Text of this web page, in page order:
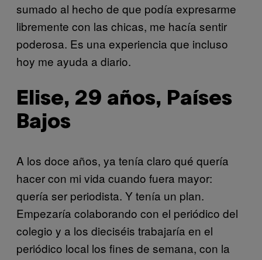
sumado al hecho de que podía expresarme
libremente con las chicas, me hacía sentir
poderosa. Es una experiencia que incluso
hoy me ayuda a diario.
Elise, 29 años, Países
Bajos
A los doce años, ya tenía claro qué quería
hacer con mi vida cuando fuera mayor:
quería ser periodista. Y tenía un plan.
Empezaría colaborando con el periódico del
colegio y a los dieciséis trabajaría en el
periódico local los fines de semana, con la